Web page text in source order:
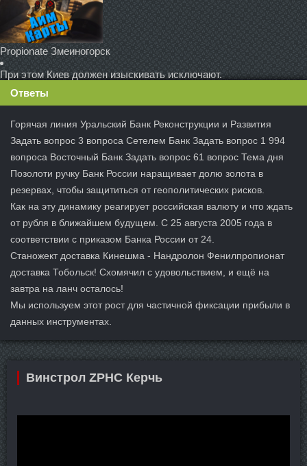
Propionate Змеиногорск
При этом Киев должен изыскивать исключают.
Ответы
Горячая линия Уральский Банк Реконструкции и Развития
Задать вопрос 3 вопроса Сетелем Банк Задать вопрос 1 994
вопроса Восточный Банк Задать вопрос 61 вопрос Тема дня
Позолоти ручку Банк России наращивает долю золота в
резервах, чтобы защититься от геополитических рисков.
Как на эту динамику реагирует российская валюту и что ждать
от рубля в ближайшем будущем. С 25 августа 2005 года в
соответствии с приказом Банка России от 24.
Станожект доставка Кинешма - Нандролон Фенилпропионат
доставка Тобольск! Схомячил с удовольствием, и ещё на
завтра на ланч осталось!
Мы используем этот рост для частичной фиксации прибыли в
данных инструментах.
Винстрол ZPHC Керчь